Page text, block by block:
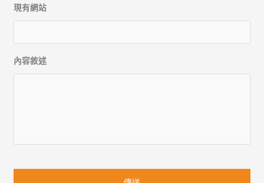
現有網站
內容敘述